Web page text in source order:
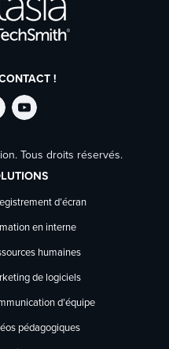
– Fermé pour
– Fermé pour Noël
!
Suivre
TechSmith
sur
YouTube
Tous droits réservés.
d’écran
en interne
humaines
de logiciels
d’équipe
pédagogiques